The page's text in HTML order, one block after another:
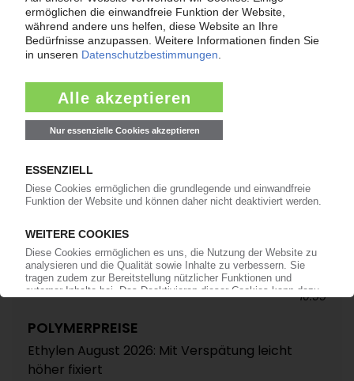
Zur Themenseite...
HEXPOL
Elastomer-Spezialist kauft italienischen PVC-
Compoundeur Vipa Group / Rückläufige
Halbjahresergebnisse trotz besserem zweiten
Quartal
12:52
VEOLIA
Französischer Entsorgungskonzern baut PET-
Recycling in Spanien deutlich aus
10:55
POLYMERPREISE
Ethylen August 2026: Mit Verspätung leicht
höher fixiert